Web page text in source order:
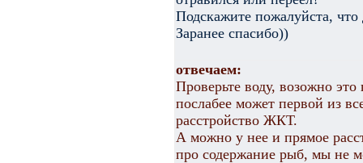
Подскажите пожалуйста, что
Заранее спасибо))
отвечаем:
Проверьте воду, возожно
послабее может первой из
расстройство ЖКТ.
А можно у нее и прямое
про содержание рыб, мы не